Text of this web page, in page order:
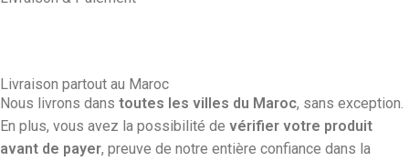
Livraison partout au Maroc
Nous livrons dans toutes les villes du Maroc, sans exception.
En plus, vous avez la possibilité de vérifier votre produit
avant de payer, preuve de notre entière confiance dans la